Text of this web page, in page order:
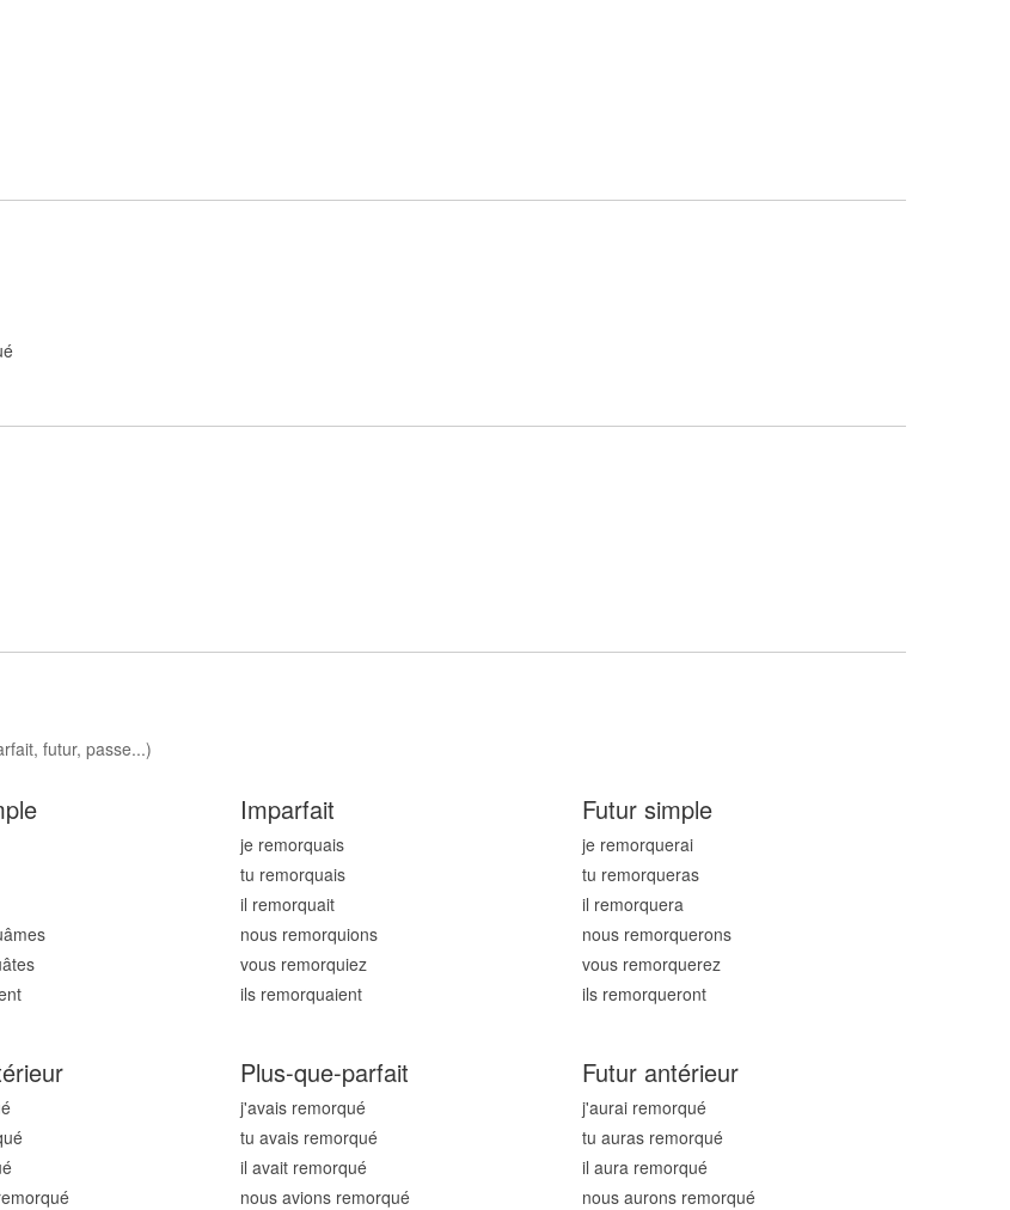
é
futur, passe...)
âmes
âtes
Imparfait
je remorquais
tu remorquais
il remorquait
nous remorquions
vous remorquiez
ils remorquaient
Futur simple
je remorquerai
tu remorqueras
il remorquera
nous remorquerons
vous remorquerez
ils remorqueront
é
é
é
é
Plus-que-parfait
j'avais remorqué
tu avais remorqué
il avait remorqué
nous avions remorqué
Futur antérieur
j'aurai remorqué
tu auras remorqué
il aura remorqué
nous aurons remorqué